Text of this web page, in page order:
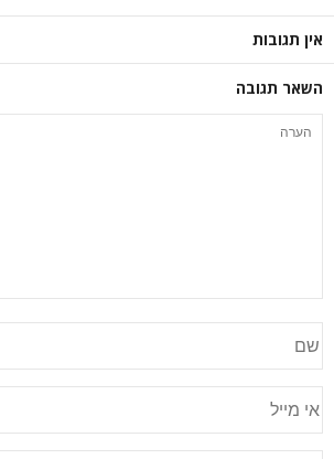
אין תגובות
השאר תגובה